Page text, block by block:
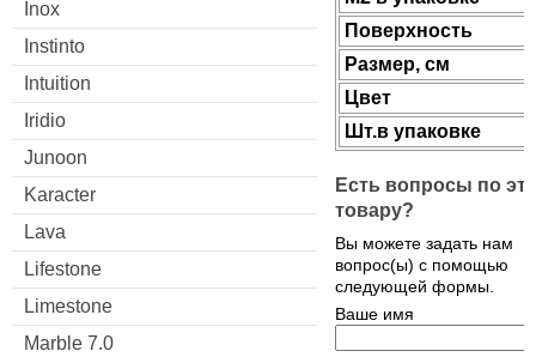
Inox
Instinto
Intuition
Iridio
Junoon
Karacter
Lava
Lifestone
Limestone
Marble 7.0
Поверхность
Размер, см
Цвет
Шт.в упаковке
Есть вопросы по
товару?
Вы можете задать нам
вопрос(ы) с помощью
следующей формы.
Ваше имя